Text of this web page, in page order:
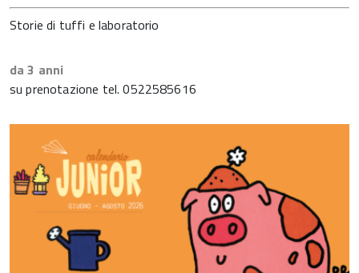
Storie di tuffi e laboratorio
da 3 anni
su prenotazione tel. 0522585616